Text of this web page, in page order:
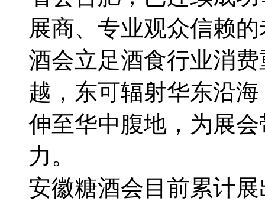
展商、专业观众信赖
酒会立足酒食行业消
越，东可辐射华东沿
伸至华中腹地，为展
力。
安徽糖酒会目前累计